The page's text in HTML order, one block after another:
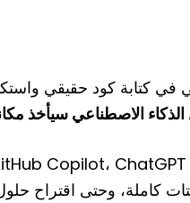
في كتابة كود حقيقي
الاصطناعي سيأخذ
كاملة، وحتى اقتراح